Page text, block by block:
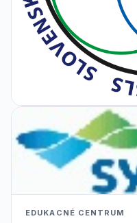
EDUKACNÉ CENTRUM